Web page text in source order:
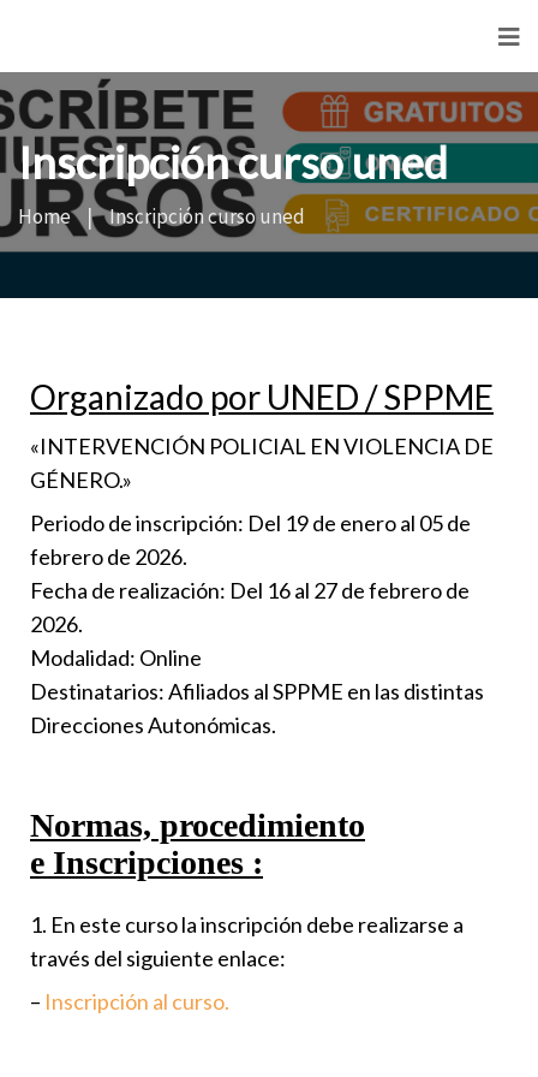
Inscripción curso uned
Home Inscripción curso uned
Organizado por UNED / SPPME
«INTERVENCIÓN POLICIAL EN VIOLENCIA DE
GÉNERO.»
Periodo de inscripción: Del 19 de enero al 05 de
febrero de 2026.
Fecha de realización: Del 16 al 27 de febrero de
2026.
Modalidad: Online
Destinatarios:Afiliados al SPPME en las distintas
Direcciones Autonómicas.
Normas, procedimiento
e Inscripciones :
1. En este curso la inscripción debe realizarse a
través del siguiente enlace:
– Inscripción al curso.